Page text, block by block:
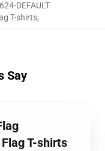
DEFAULT
T-shirts,
Say
T-shirts